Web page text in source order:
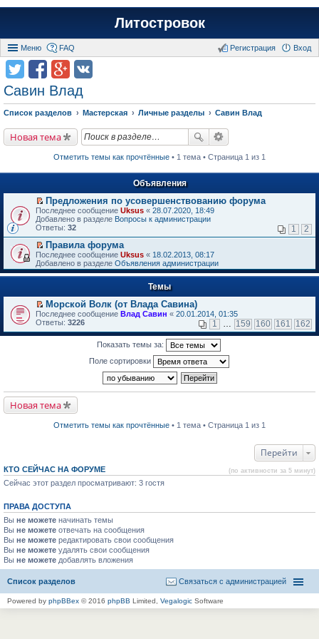
Литостровок
Меню FAQ Вход
Регистрация
Савин Влад
Список разделов Мастерская Личные разделы Савин Влад
Новая тема
Отметить темы как прочтённые • 1 тема • Страница 1 из 1
Объявления
П
е
р
й
т
и
к
п
в
о
м
у
н
т
а
н
о
о
б
н
ю
Предложения по усовершенствованию форума
Последнее сообщение Uksus « 28.07.2020, 18:49
Добавлено в разделе Вопросы к администрации
Ответы: 32 1 2
П
е
р
е
т
и
к
п
р
п
р
о
н
о
м
о
о
щ
е
н
и
ю
Правила форума
Последнее сообщение Uksus « 18.02.2013, 08:17
Добавлено в разделе Объявления администрации
Темы
П
е
е
р
в
о
р
о
ч
а
н
н
о
м
у
с
о
б
щ
е
н
Морской Волк (от Влада Савина)
Последнее сообщение Влад Савин « 20.01.2014, 01:35
Ответы: 3226 1 … 159 160 161 162
Показать темы за:
Поле сортировки
Новая тема
Отметить темы как прочтённые • 1 тема • Страница 1 из 1
Перейти
КТО СЕЙЧАС НА ФОРУМЕ (по активности за 5 минут)
Сейчас этот раздел просматривают: 3 гостя
ПРАВА ДОСТУПА
Вы не можете начинать темы
Вы не можете отвечать на сообщения
Вы не можете редактировать свои сообщения
Вы не можете удалять свои сообщения
Вы не можете добавлять вложения
Список разделов Связаться с администрацией
Powered by phpBBex © 2016 phpBB Limited, Vegalogic Software